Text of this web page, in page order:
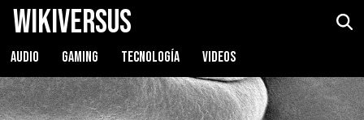
WikiVersus
AUDIO GAMING TECNOLOGÍA VIDEOS